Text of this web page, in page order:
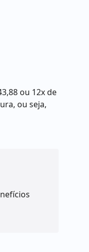
ou 12x de
ou seja,